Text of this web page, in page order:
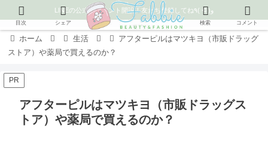
LINEの公式アカウント開設！友だち登録してね٩( ᐛ )و
ホーム 生活
アフターピルはマツキヨ（市販ドラッグ
ストア）や薬局で買えるのか？
PR
アフターピルはマツキヨ（市販ドラッグス
トア）や薬局で買えるのか？
目次 シェア 検索 コメント